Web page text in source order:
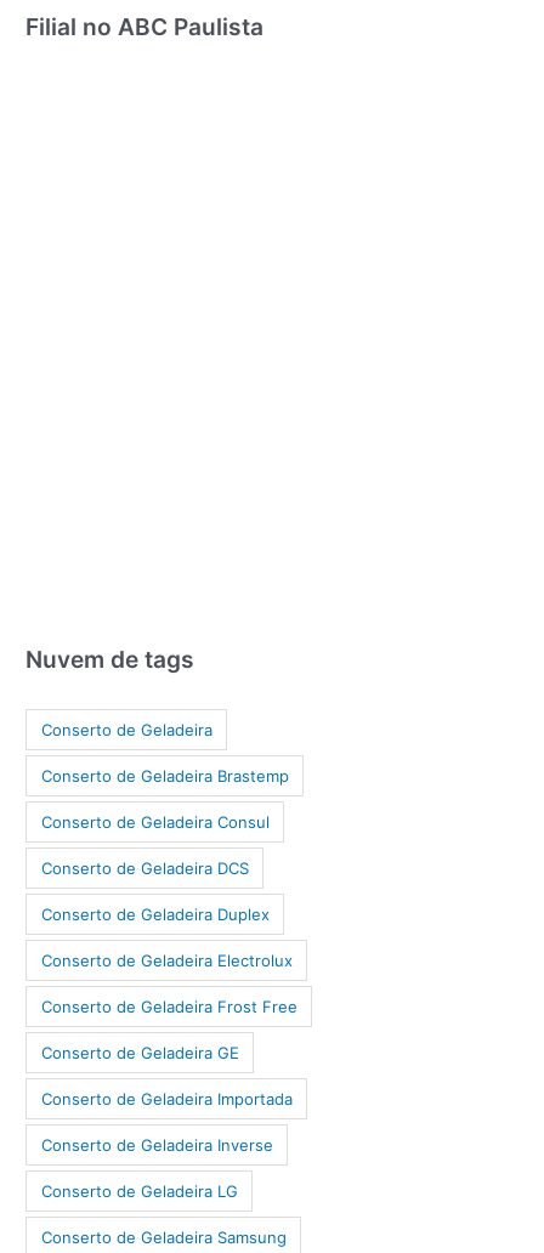
Filial no ABC Paulista
Nuvem de tags
Conserto de Geladeira
Conserto de Geladeira Brastemp
Conserto de Geladeira Consul
Conserto de Geladeira DCS
Conserto de Geladeira Duplex
Conserto de Geladeira Electrolux
Conserto de Geladeira Frost Free
Conserto de Geladeira GE
Conserto de Geladeira Importada
Conserto de Geladeira Inverse
Conserto de Geladeira LG
Conserto de Geladeira Samsung